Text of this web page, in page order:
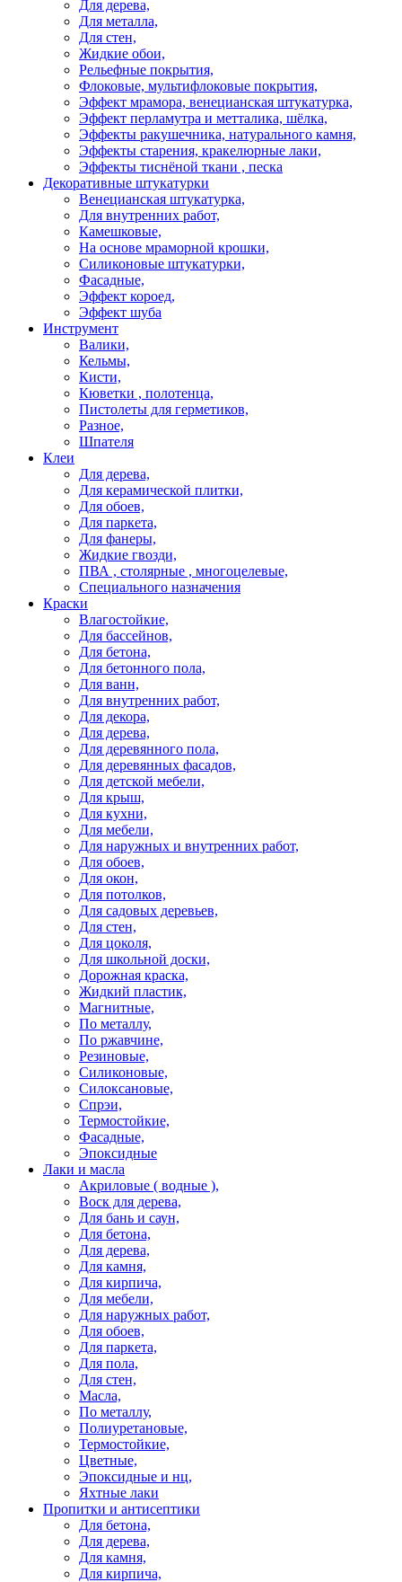
Для дерева,
Для металла,
Для стен,
Жидкие обои,
Рельефные покрытия,
Флоковые, мультифлоковые покрытия,
Эффект мрамора, венецианская штукатурка,
Эффект перламутра и метталика, шёлка,
Эффекты ракушечника, натурального камня,
Эффекты старения, кракелюрные лаки,
Эффекты тиснёной ткани , песка
Декоративные штукатурки
Венецианская штукатурка,
Для внутренних работ,
Камешковые,
На основе мраморной крошки,
Силиконовые штукатурки,
Фасадные,
Эффект короед,
Эффект шуба
Инструмент
Валики,
Кельмы,
Кисти,
Кюветки , полотенца,
Пистолеты для герметиков,
Разное,
Шпателя
Клеи
Для дерева,
Для керамической плитки,
Для обоев,
Для паркета,
Для фанеры,
Жидкие гвозди,
ПВА , столярные , многоцелевые,
Специального назначения
Краски
Влагостойкие,
Для бассейнов,
Для бетона,
Для бетонного пола,
Для ванн,
Для внутренних работ,
Для декора,
Для дерева,
Для деревянного пола,
Для деревянных фасадов,
Для детской мебели,
Для крыш,
Для кухни,
Для мебели,
Для наружных и внутренних работ,
Для обоев,
Для окон,
Для потолков,
Для садовых деревьев,
Для стен,
Для цоколя,
Для школьной доски,
Дорожная краска,
Жидкий пластик,
Магнитные,
По металлу,
По ржавчине,
Резиновые,
Силиконовые,
Силоксановые,
Спрэи,
Термостойкие,
Фасадные,
Эпоксидные
Лаки и масла
Акриловые ( водные ),
Воск для дерева,
Для бань и саун,
Для бетона,
Для дерева,
Для камня,
Для кирпича,
Для мебели,
Для наружных работ,
Для обоев,
Для паркета,
Для пола,
Для стен,
Масла,
По металлу,
Полиуретановые,
Термостойкие,
Цветные,
Эпоксидные и нц,
Яхтные лаки
Пропитки и антисептики
Для бетона,
Для дерева,
Для камня,
Для кирпича,